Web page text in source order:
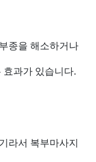
종을 해소하거나
효과가 있습니다.
라서 복부마사지